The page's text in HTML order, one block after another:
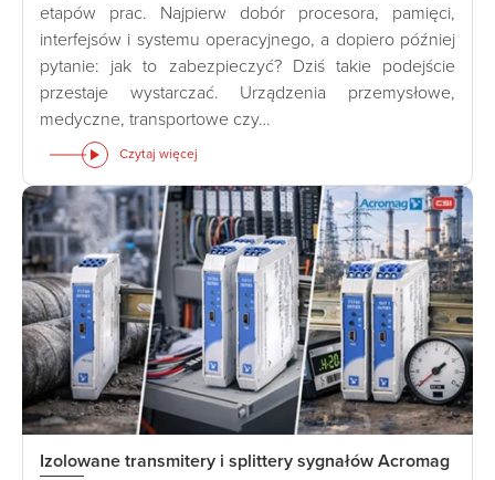
etapów prac. Najpierw dobór procesora, pamięci,
interfejsów i systemu operacyjnego, a dopiero później
pytanie: jak to zabezpieczyć? Dziś takie podejście
przestaje wystarczać. Urządzenia przemysłowe,
medyczne, transportowe czy…
Czytaj więcej
Izolowane transmitery i splittery sygnałów Acromag